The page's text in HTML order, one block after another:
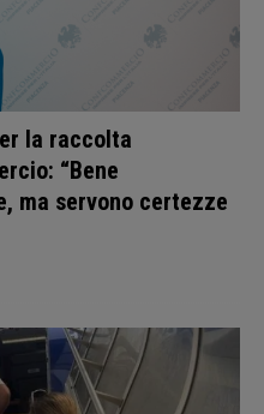
la raccolta
“Bene
ma servono certezze